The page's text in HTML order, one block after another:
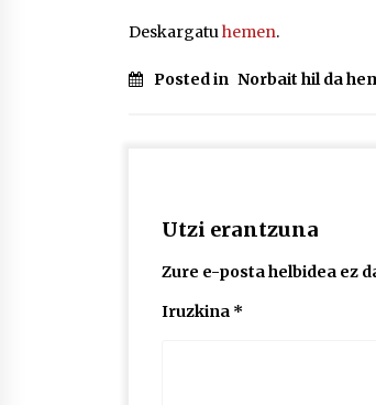
Deskargatuhemen.
Posted in Norbait hil da
Utzi erantzuna
Zure e-posta helbidea ez
Iruzkina *